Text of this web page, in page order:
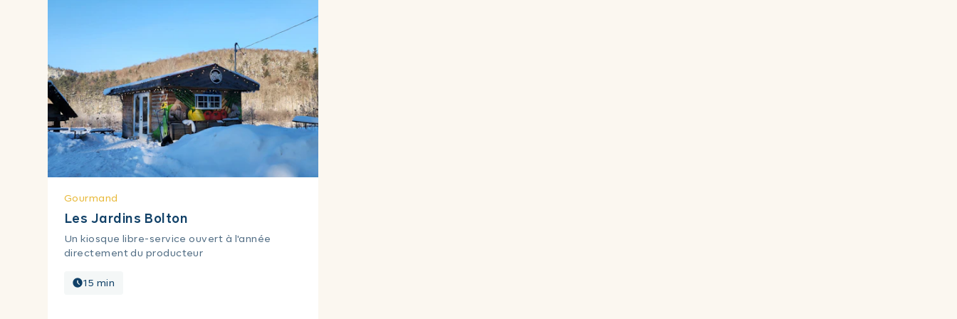
Gourmand
Les Jardins Bolton
Un kiosque libre-service ouvert à l'année
directement du producteur
15 min